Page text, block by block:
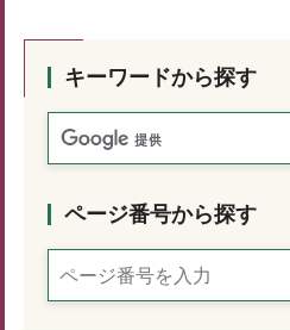
キーワードから探す
ページ番号から探す